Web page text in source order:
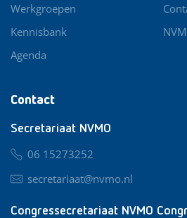
Contact
Secretariaat NVMO
06 15273252
secretariaat@nvmo.nl
Congressecretariaat NVMO
Werkgroepen
Kennisbank
Agenda